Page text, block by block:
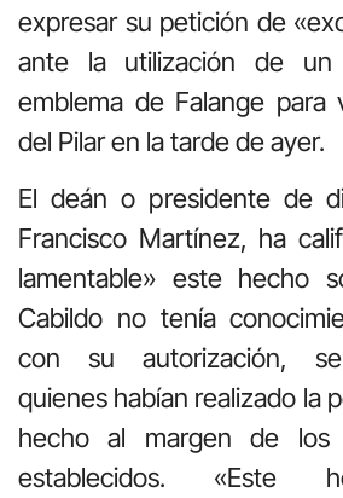
expresar su petición de
ante la utilización de
emblema de Falange para
del Pilar en la tarde de ayer.
El deán o presidente de
Francisco Martínez, ha
lamentable» este hecho
Cabildo no tenía
con su autorización,
quienes habían realizado la
hecho al margen de los
establecidos. «Este